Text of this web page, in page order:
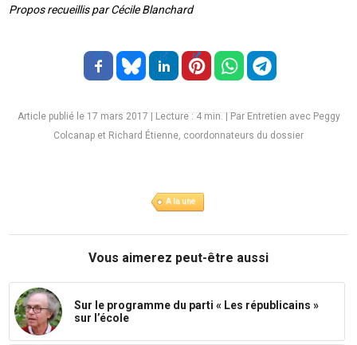
Propos recueillis par Cécile Blanchard
Article publié le 17 mars 2017|Lecture : 4 min. | Par Entretien avec Peggy
Colcanap et Richard Étienne, coordonnateurs du dossier
A la une
Vous aimerez peut-être aussi
Sur le programme du parti « Les républicains »
sur l’école